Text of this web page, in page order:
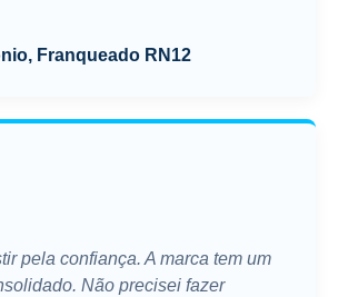
Franqueado RN12
pela confiança. A marca tem um
Não precisei fazer